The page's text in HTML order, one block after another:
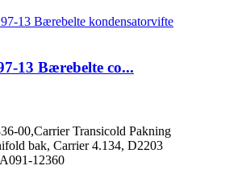
13 Bærebelte co...